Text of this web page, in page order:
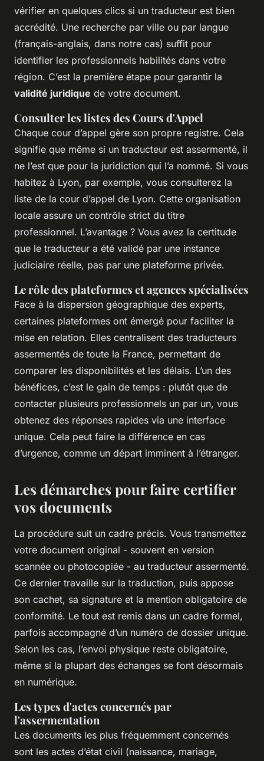
vérifier en quelques clics si un traducteur est bien
accrédité. Une recherche par ville ou par langue
(français-anglais, dans notre cas) suffit pour
identifier les professionnels habilités dans votre
région. C’est la première étape pour garantir la
validité juridique de votre document.
Consulter les listes des Cours d'Appel
Chaque cour d’appel gère son propre registre. Cela
signifie que même si un traducteur est assermenté, il
ne l’est que pour la juridiction qui l’a nommé. Si vous
habitez à Lyon, par exemple, vous consulterez la
liste de la cour d’appel de Lyon. Cette organisation
locale assure un contrôle strict du titre
professionnel. L’avantage ? Vous avez la certitude
que le traducteur a été validé par une instance
judiciaire réelle, pas par une plateforme privée.
Le rôle des plateformes et agences spécialisées
Face à la dispersion géographique des experts,
certaines plateformes ont émergé pour faciliter la
mise en relation. Elles centralisent des traducteurs
assermentés de toute la France, permettant de
comparer les disponibilités et les délais. L’un des
bénéfices, c’est le gain de temps : plutôt que de
contacter plusieurs professionnels un par un, vous
obtenez des réponses rapides via une interface
unique. Cela peut faire la différence en cas
d’urgence, comme un départ imminent à l’étranger.
Les démarches pour faire certifier
vos documents
La procédure suit un cadre précis. Vous transmettez
votre document original - souvent en version
scannée ou photocopiée - au traducteur assermenté.
Ce dernier travaille sur la traduction, puis appose
son cachet, sa signature et la mention obligatoire de
conformité. Le tout est remis dans un cadre formel,
parfois accompagné d’un numéro de dossier unique.
Selon les cas, l’envoi physique reste obligatoire,
même si la plupart des échanges se font désormais
en numérique.
Les types d'actes concernés par
l'assermentation
Les documents les plus fréquemment concernés
sont les actes d’état civil (naissance, mariage,